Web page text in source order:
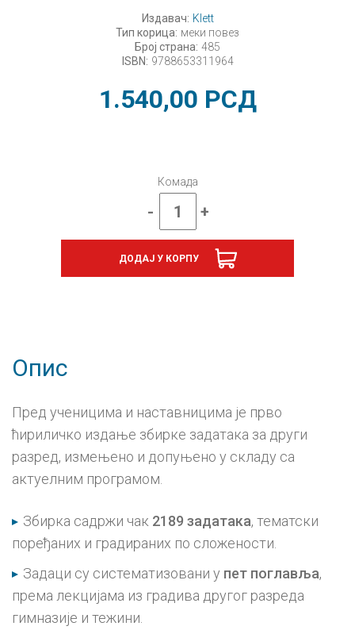
Издавач: Klett
Тип корица: меки повез
Број страна: 485
ISBN: 9788653311964
1.540,00 РСД
Комада
-
Mатематика
решених
задатака
+
ДОДАЈ У КОРПУ
Опис
Пред ученицима и наставницима је прво
ћириличко издање збирке задатака за други
разред, измењено и допуњено у складу са
актуелним програмом.
Збирка садржи чак 2189 задатака, тематски
поређаних и градираних по сложености.
Задаци су систематизовани у пет поглавља,
према лекцијама из градива другог разреда
гимназије и тежини.